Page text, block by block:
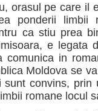
orasul pe care il
ponderii limbii
ca stiu prea
e legata
in
Moldova se
convins, prin
romane locul